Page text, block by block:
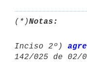
(*)Notas:
Inciso 2º)
142/025 de